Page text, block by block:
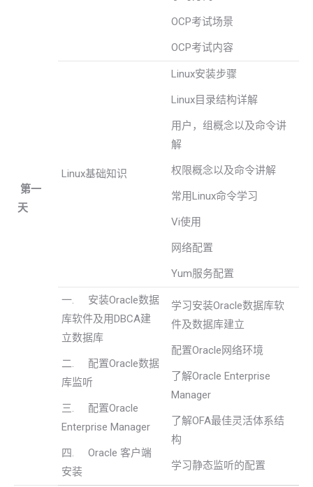
第一
天
OCP考试场景
OCP考试内容
Linux基础知识
Linux安装步骤
Linux目录结构详解
用户，组概念以及命令讲
解
权限概念以及命令讲解
常用Linux命令学习
Vi使用
网络配置
Yum服务配置
一. 安装Oracle数据
库软件及用DBCA建
立数据库
二. 配置Oracle数据
库监听
三. 配置Oracle
Enterprise Manager
四. Oracle 客户端
安装
学习安装Oracle数据库软
件及数据库建立
配置Oracle网络环境
了解Oracle Enterprise
Manager
了解OFA最佳灵活体系结
构
学习静态监听的配置